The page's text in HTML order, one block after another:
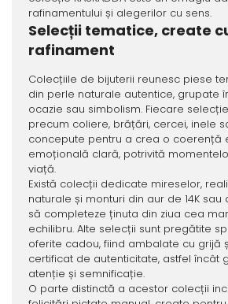
rafinamentului și alegerilor cu sens.
Selecții tematice, create
rafinament
Colecțiile de bijuterii reunesc piese
din perle naturale autentice, grupate
ocazie sau simbolism. Fiecare
precum coliere, brățări, cercei, inele
concepute pentru a crea o coerență
emoțională clară, potrivită
viață.
Există colecții dedicate mireselor,
naturale și monturi din aur de 14K sau
să completeze ținuta din ziua cea
echilibru. Alte selecții sunt pregătite
oferite cadou, fiind ambalate cu grijă
certificat de autenticitate, astfel încât
atenție și semnificație.
O parte distinctă a acestor colecții